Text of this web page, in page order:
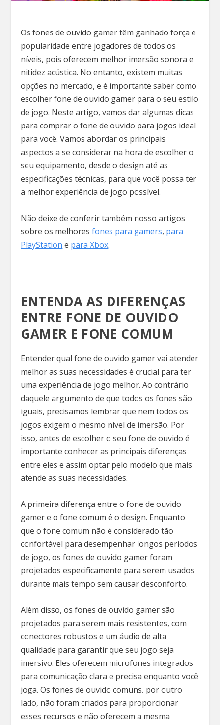
Os fones de ouvido gamer têm ganhado força e
popularidade entre jogadores de todos os
níveis, pois oferecem melhor imersão sonora e
nitidez acústica. No entanto, existem muitas
opções no mercado, e é importante saber como
escolher fone de ouvido gamer para o seu estilo
de jogo. Neste artigo, vamos dar algumas dicas
para comprar o fone de ouvido para jogos ideal
para você. Vamos abordar os principais
aspectos a se considerar na hora de escolher o
seu equipamento, desde o design até as
especificações técnicas, para que você possa ter
a melhor experiência de jogo possível.
Não deixe de conferir também nosso artigos
sobre os melhoresfones para gamers, para
PlayStation e para Xbox.
ENTENDA AS DIFERENÇAS
ENTRE FONE DE OUVIDO
GAMER E FONE COMUM
Entender qual fone de ouvido gamer vai atender
melhor as suas necessidades é crucial para ter
uma experiência de jogo melhor. Ao contrário
daquele argumento de que todos os fones são
iguais, precisamos lembrar que nem todos os
jogos exigem o mesmo nível de imersão. Por
isso, antes de escolher o seu fone de ouvido é
importante conhecer as principais diferenças
entre eles e assim optar pelo modelo que mais
atende as suas necessidades.
A primeira diferença entre o fone de ouvido
gamer e o fone comum é o design. Enquanto
que o fone comum não é considerado tão
confortável para desempenhar longos períodos
de jogo, os fones de ouvido gamer foram
projetados especificamente para serem usados
durante mais tempo sem causar desconforto.
Além disso, os fones de ouvido gamer são
projetados para serem mais resistentes, com
conectores robustos e um áudio de alta
qualidade para garantir que seu jogo seja
imersivo. Eles oferecem microfones integrados
para comunicação clara e precisa enquanto você
joga. Os fones de ouvido comuns, por outro
lado, não foram criados para proporcionar
esses recursos e não oferecem a mesma